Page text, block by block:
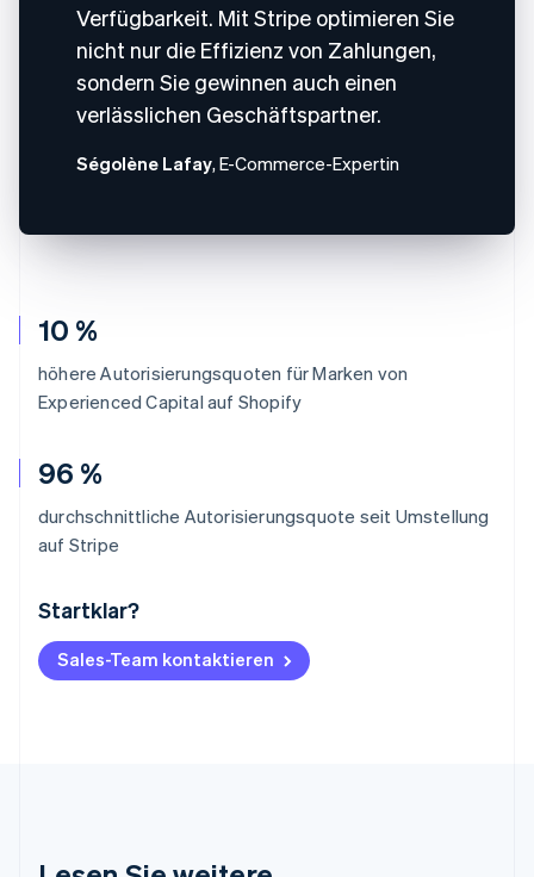
10 %
höhere Autorisierungsquoten für Marken von
Experienced Capital auf Shopify
96 %
durchschnittliche Autorisierungsquote seit Umstellung
auf Stripe
Startklar?
Sales-Team kontaktieren
Verfügbarkeit. Mit Stripe optimieren Sie
nicht nur die Effizienz von Zahlungen,
sondern Sie gewinnen auch einen
verlässlichen Geschäftspartner.
Ségolène Lafay, E-Commerce-Expertin
Australien
Belgien
NederlandsFrançaisDeutschEnglish
DeutschEnglish